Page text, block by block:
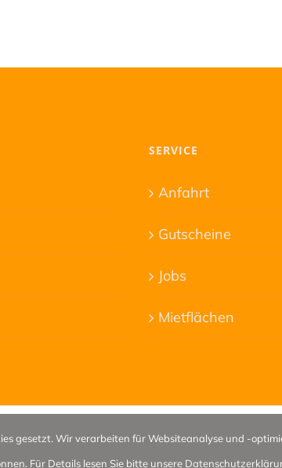
SERVICE
Anfahrt
Gutscheine
Jobs
Mietflächen
by
gesetzt. Wir verarbeiten für Websiteanalyse und -
Für Details lesen Sie bitte unsere